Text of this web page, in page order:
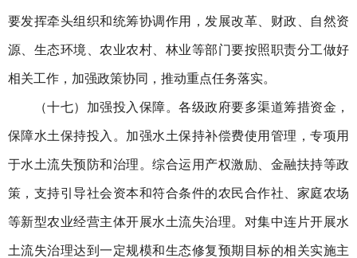
要发挥牵头组织和统筹协调作用，发展改革、财政、自然资
源、生态环境、农业农村、林业等部门要按照职责分工做好
相关工作，加强政策协同，推动重点任务落实。
（十七）加强投入保障。各级政府要多渠道筹措资金，
保障水土保持投入。加强水土保持补偿费使用管理，专项用
于水土流失预防和治理。综合运用产权激励、金融扶持等政
策，支持引导社会资本和符合条件的农民合作社、家庭农场
等新型农业经营主体开展水土流失治理。对集中连片开展水
土流失治理达到一定规模和生态修复预期目标的相关实施主